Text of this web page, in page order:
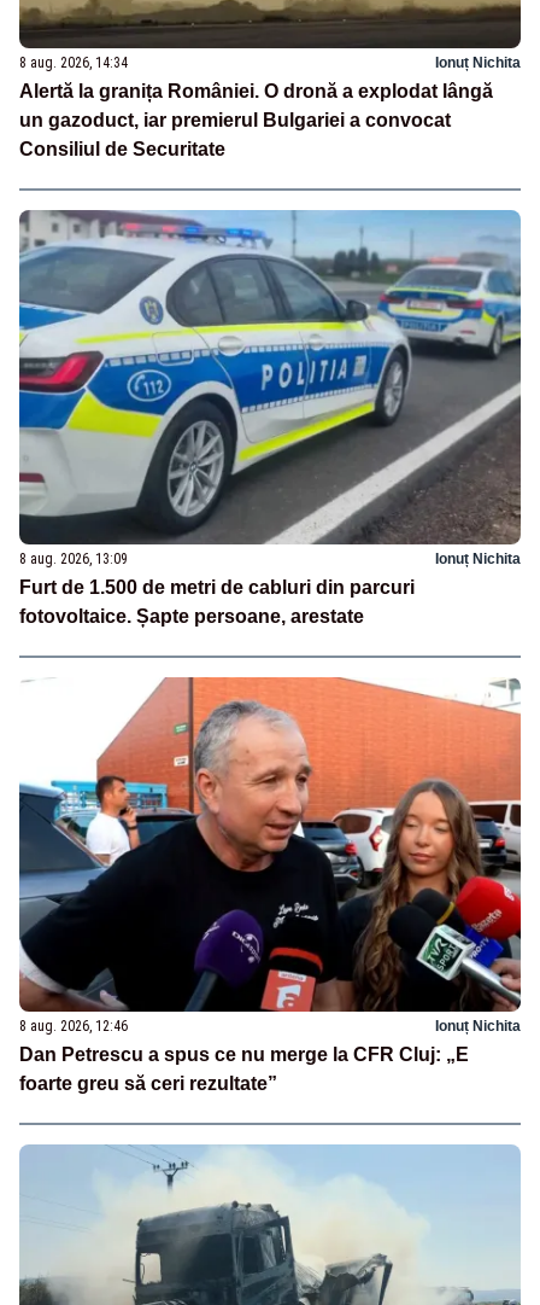
8 aug. 2026, 14:34 Ionuț Nichita
Alertă la granița României. O dronă a explodat lângă
un gazoduct, iar premierul Bulgariei a convocat
Consiliul de Securitate
8 aug. 2026, 13:09 Ionuț Nichita
Furt de 1.500 de metri de cabluri din parcuri
fotovoltaice. Șapte persoane, arestate
8 aug. 2026, 12:46 Ionuț Nichita
Dan Petrescu a spus ce nu merge la CFR Cluj: „E
foarte greu să ceri rezultate”